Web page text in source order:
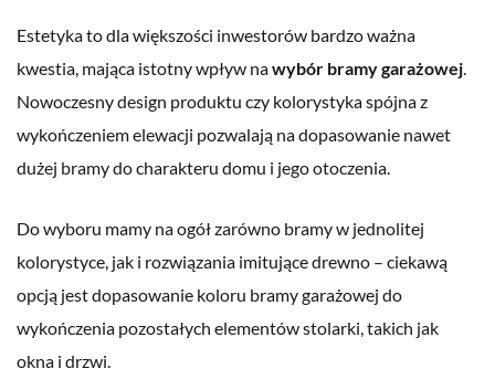
Estetyka to dla większości inwestorów bardzo ważna
kwestia, mająca istotny wpływ nawybór bramy garażowej.
Nowoczesny design produktu czy kolorystyka spójna z
wykończeniem elewacji pozwalają na dopasowanie nawet
dużej bramy do charakteru domu i jego otoczenia.
Do wyboru mamy na ogół zarówno bramy w jednolitej
kolorystyce, jak i rozwiązania imitujące drewno – ciekawą
opcją jest dopasowanie koloru bramy garażowej do
wykończenia pozostałych elementów stolarki, takich jak
okna i drzwi.